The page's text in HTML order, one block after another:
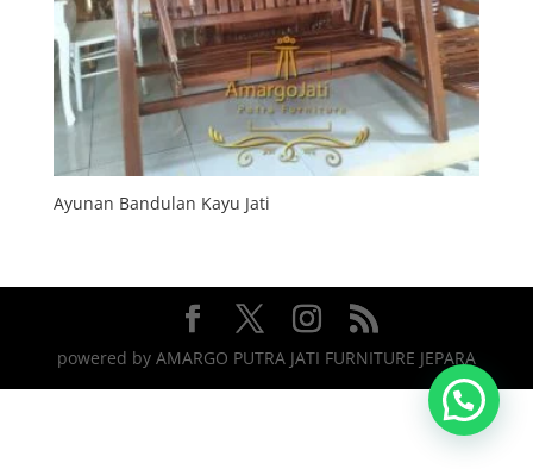
Ayunan Bandulan Kayu Jati
powered by AMARGO PUTRA JATI FURNITURE JEPARA